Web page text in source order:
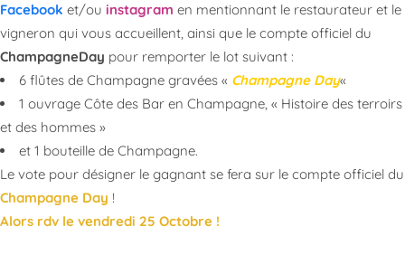
Facebook et/ou instagram en mentionnant le restaurateur et le
vigneron qui vous accueillent, ainsi que le compte officiel du
ChampagneDay pour remporter le lot suivant :
6 flûtes de Champagne gravées « Champagne Day«
1 ouvrage Côte des Bar en Champagne, « Histoire des terroirs
et des hommes »
et 1 bouteille de Champagne.
Le vote pour désigner le gagnant se fera sur le compte officiel du
Champagne Day !
Alors rdv le vendredi 25 Octobre !